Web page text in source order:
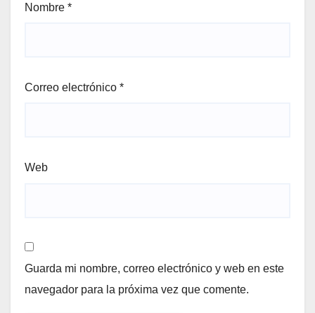
Nombre *
Correo electrónico *
Web
Guarda mi nombre, correo electrónico y web en este
navegador para la próxima vez que comente.